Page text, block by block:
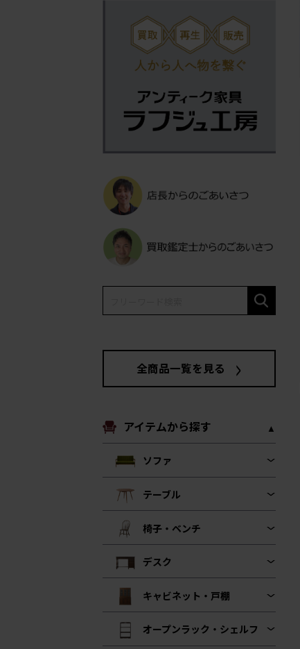
全商品一覧を見る
アイテムから探す
ソファ
テーブル
椅子・ベンチ
デスク
キャビネット・戸棚
オープンラック・シェルフ